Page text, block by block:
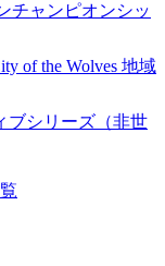
チャンピオンシッ
of the Wolves 地域
ブシリーズ（非世